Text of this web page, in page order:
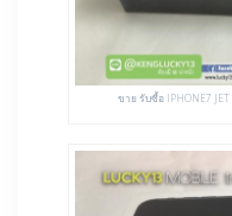
ขาย รับซื้อ IPHONE7 JET